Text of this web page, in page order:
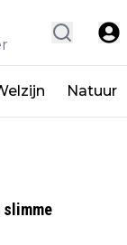
Natuur
slimme